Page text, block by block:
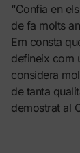
“Confia en
de fa molts
Em consta
defineix com
considera
de tanta
demostrat al